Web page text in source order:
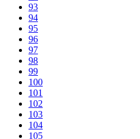
93
94
95
96
97
98
99
100
101
102
103
104
105